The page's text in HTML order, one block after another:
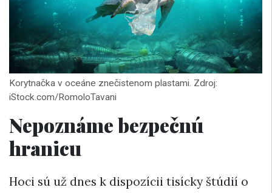
Korytnačka v oceáne znečistenom plastami. Zdroj:
iStock.com/RomoloTavani
Nepoznáme bezpečnú
hranicu
Hoci sú už dnes k dispozícii tisícky štúdií o